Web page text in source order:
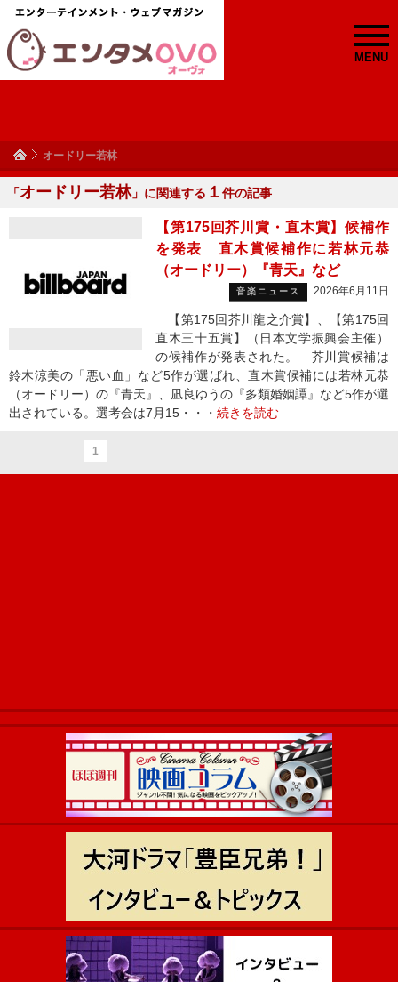
MENU
オードリー若林
「オードリー若林」に関連する １ 件の記事
【第175回芥川賞・直木賞】候補作
を発表 直木賞候補作に若林元恭
（オードリー）『青天』など
音楽ニュース 2026年6月11日
【第175回芥川龍之介賞】、【第175回
直木三十五賞】（日本文学振興会主催）
の候補作が発表された。 芥川賞候補は
鈴木涼美の「悪い血」など5作が選ばれ、直木賞候補には若林元恭
（オードリー）の『青天』、凪良ゆうの『多類婚姻譚』など5作が選
出されている。選考会は7月15・・・ 続きを読む
1